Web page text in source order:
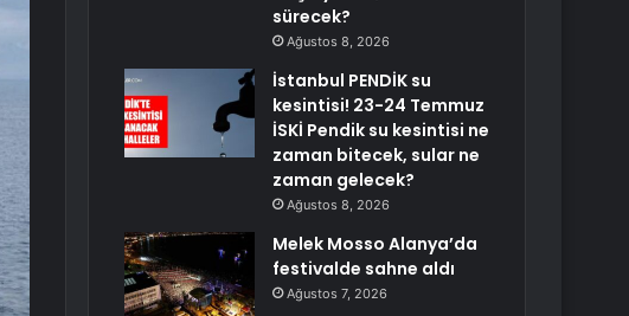
sürecek?
Ağustos 8, 2026
İstanbul PENDİK su
kesintisi! 23-24 Temmuz
İSKİ Pendik su kesintisi ne
zaman bitecek, sular ne
zaman gelecek?
Ağustos 8, 2026
Melek Mosso Alanya’da
festivalde sahne aldı
Ağustos 7, 2026